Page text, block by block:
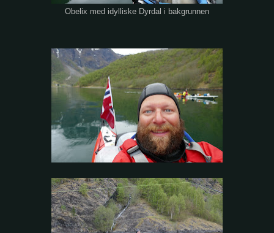
Obelix med idylliske Dyrdal i bakgrunnen